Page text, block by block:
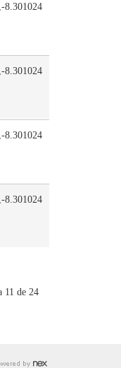
8.301024
8.301024
8.301024
8.301024
11 de 24